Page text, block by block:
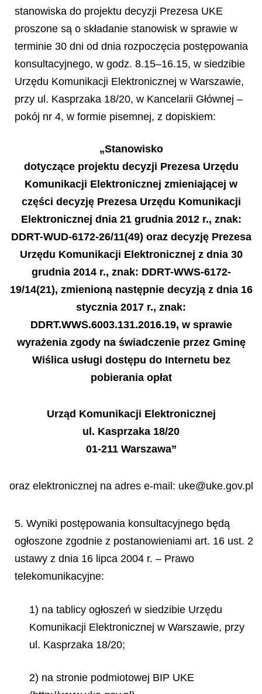
stanowiska do projektu decyzji Prezesa UKE
proszone są o składanie stanowisk w sprawie w
terminie 30 dni od dnia rozpoczęcia postępowania
konsultacyjnego, w godz. 8.15–16.15, w siedzibie
Urzędu Komunikacji Elektronicznej w Warszawie,
przy ul. Kasprzaka 18/20, w Kancelarii Głównej –
pokój nr 4, w formie pisemnej, z dopiskiem:
„Stanowisko
dotyczące projektu decyzji Prezesa Urzędu
Komunikacji Elektronicznej zmieniającej w
części decyzję Prezesa Urzędu Komunikacji
Elektronicznej dnia 21 grudnia 2012 r., znak:
DDRT-WUD-6172-26/11(49) oraz decyzję Prezesa
Urzędu Komunikacji Elektronicznej z dnia 30
grudnia 2014 r., znak: DDRT-WWS-6172-
19/14(21), zmienioną następnie decyzją z dnia 16
stycznia 2017 r., znak:
DDRT.WWS.6003.131.2016.19, w sprawie
wyrażenia zgody na świadczenie przez Gminę
Wiślica usługi dostępu do Internetu bez
pobierania opłat
Urząd Komunikacji Elektronicznej
ul. Kasprzaka 18/20
01-211 Warszawa”
oraz elektronicznej na adres e-mail: uke@uke.gov.pl
5. Wyniki postępowania konsultacyjnego będą
ogłoszone zgodnie z postanowieniami art. 16 ust. 2
ustawy z dnia 16 lipca 2004 r. – Prawo
telekomunikacyjne:
1) na tablicy ogłoszeń w siedzibie Urzędu
Komunikacji Elektronicznej w Warszawie, przy
ul. Kasprzaka 18/20;
2) na stronie podmiotowej BIP UKE